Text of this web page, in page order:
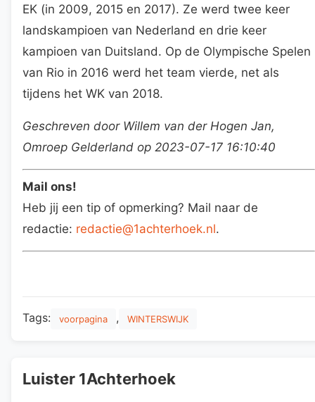
EK (in 2009, 2015 en 2017). Ze werd twee keer
landskampioen van Nederland en drie keer
kampioen van Duitsland. Op de Olympische Spelen
van Rio in 2016 werd het team vierde, net als
tijdens het WK van 2018.
Geschreven door Willem van der Hogen Jan,
Omroep Gelderland op 2023-07-17 16:10:40
Mail ons!
Heb jij een tip of opmerking? Mail naar de
redactie: redactie@1achterhoek.nl.
Tags: voorpagina , WINTERSWIJK
Luister 1Achterhoek